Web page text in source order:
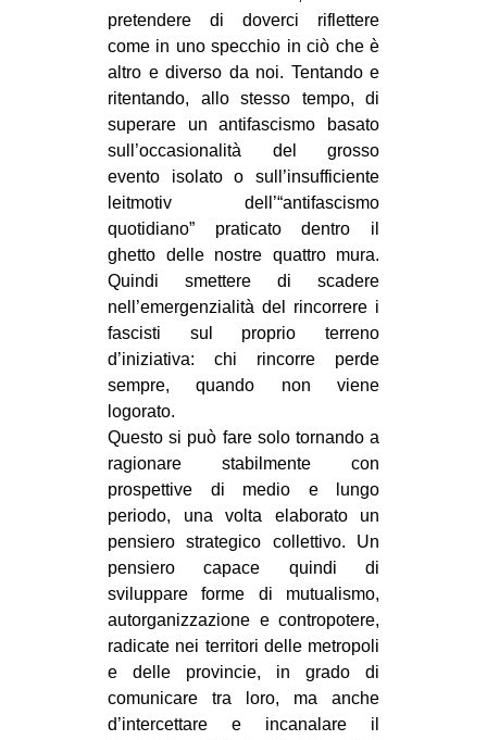
pretendere di doverci riflettere
come in uno specchio in ciò che è
altro e diverso da noi. Tentando e
ritentando, allo stesso tempo, di
superare un antifascismo basato
sull’occasionalità del grosso
evento isolato o sull’insufficiente
leitmotiv dell’“antifascismo
quotidiano” praticato dentro il
ghetto delle nostre quattro mura.
Quindi smettere di scadere
nell’emergenzialità del rincorrere i
fascisti sul proprio terreno
d’iniziativa: chi rincorre perde
sempre, quando non viene
logorato.
Questo si può fare solo tornando a
ragionare stabilmente con
prospettive di medio e lungo
periodo, una volta elaborato un
pensiero strategico collettivo. Un
pensiero capace quindi di
sviluppare forme di mutualismo,
autorganizzazione e contropotere,
radicate nei territori delle metropoli
e delle provincie, in grado di
comunicare tra loro, ma anche
d’intercettare e incanalare il